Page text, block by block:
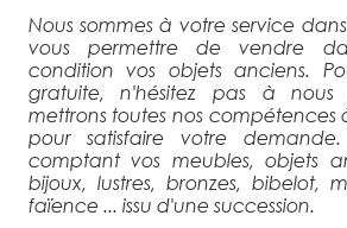
Nous sommes à votre service
vous permettre de vendre
condition vos objets anciens.
gratuite, n'hésitez pas à nous
mettrons toutes nos compétences
pour satisfaire votre
comptant vos meubles, objets
bijoux, lustres, bronzes, bibelot,
faïence ... issu d'une succession.